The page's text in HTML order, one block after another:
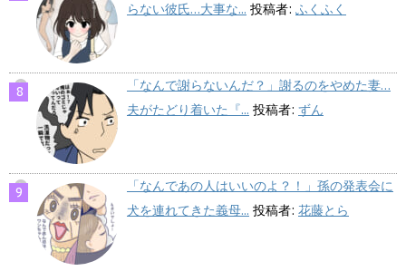
らない彼氏…大事な... 投稿者: ふくふく
「なんで謝らないんだ？」謝るのをやめた妻…
夫がたどり着いた『... 投稿者: ずん
「なんであの人はいいのよ？！」孫の発表会に
犬を連れてきた義母... 投稿者: 花藤とら